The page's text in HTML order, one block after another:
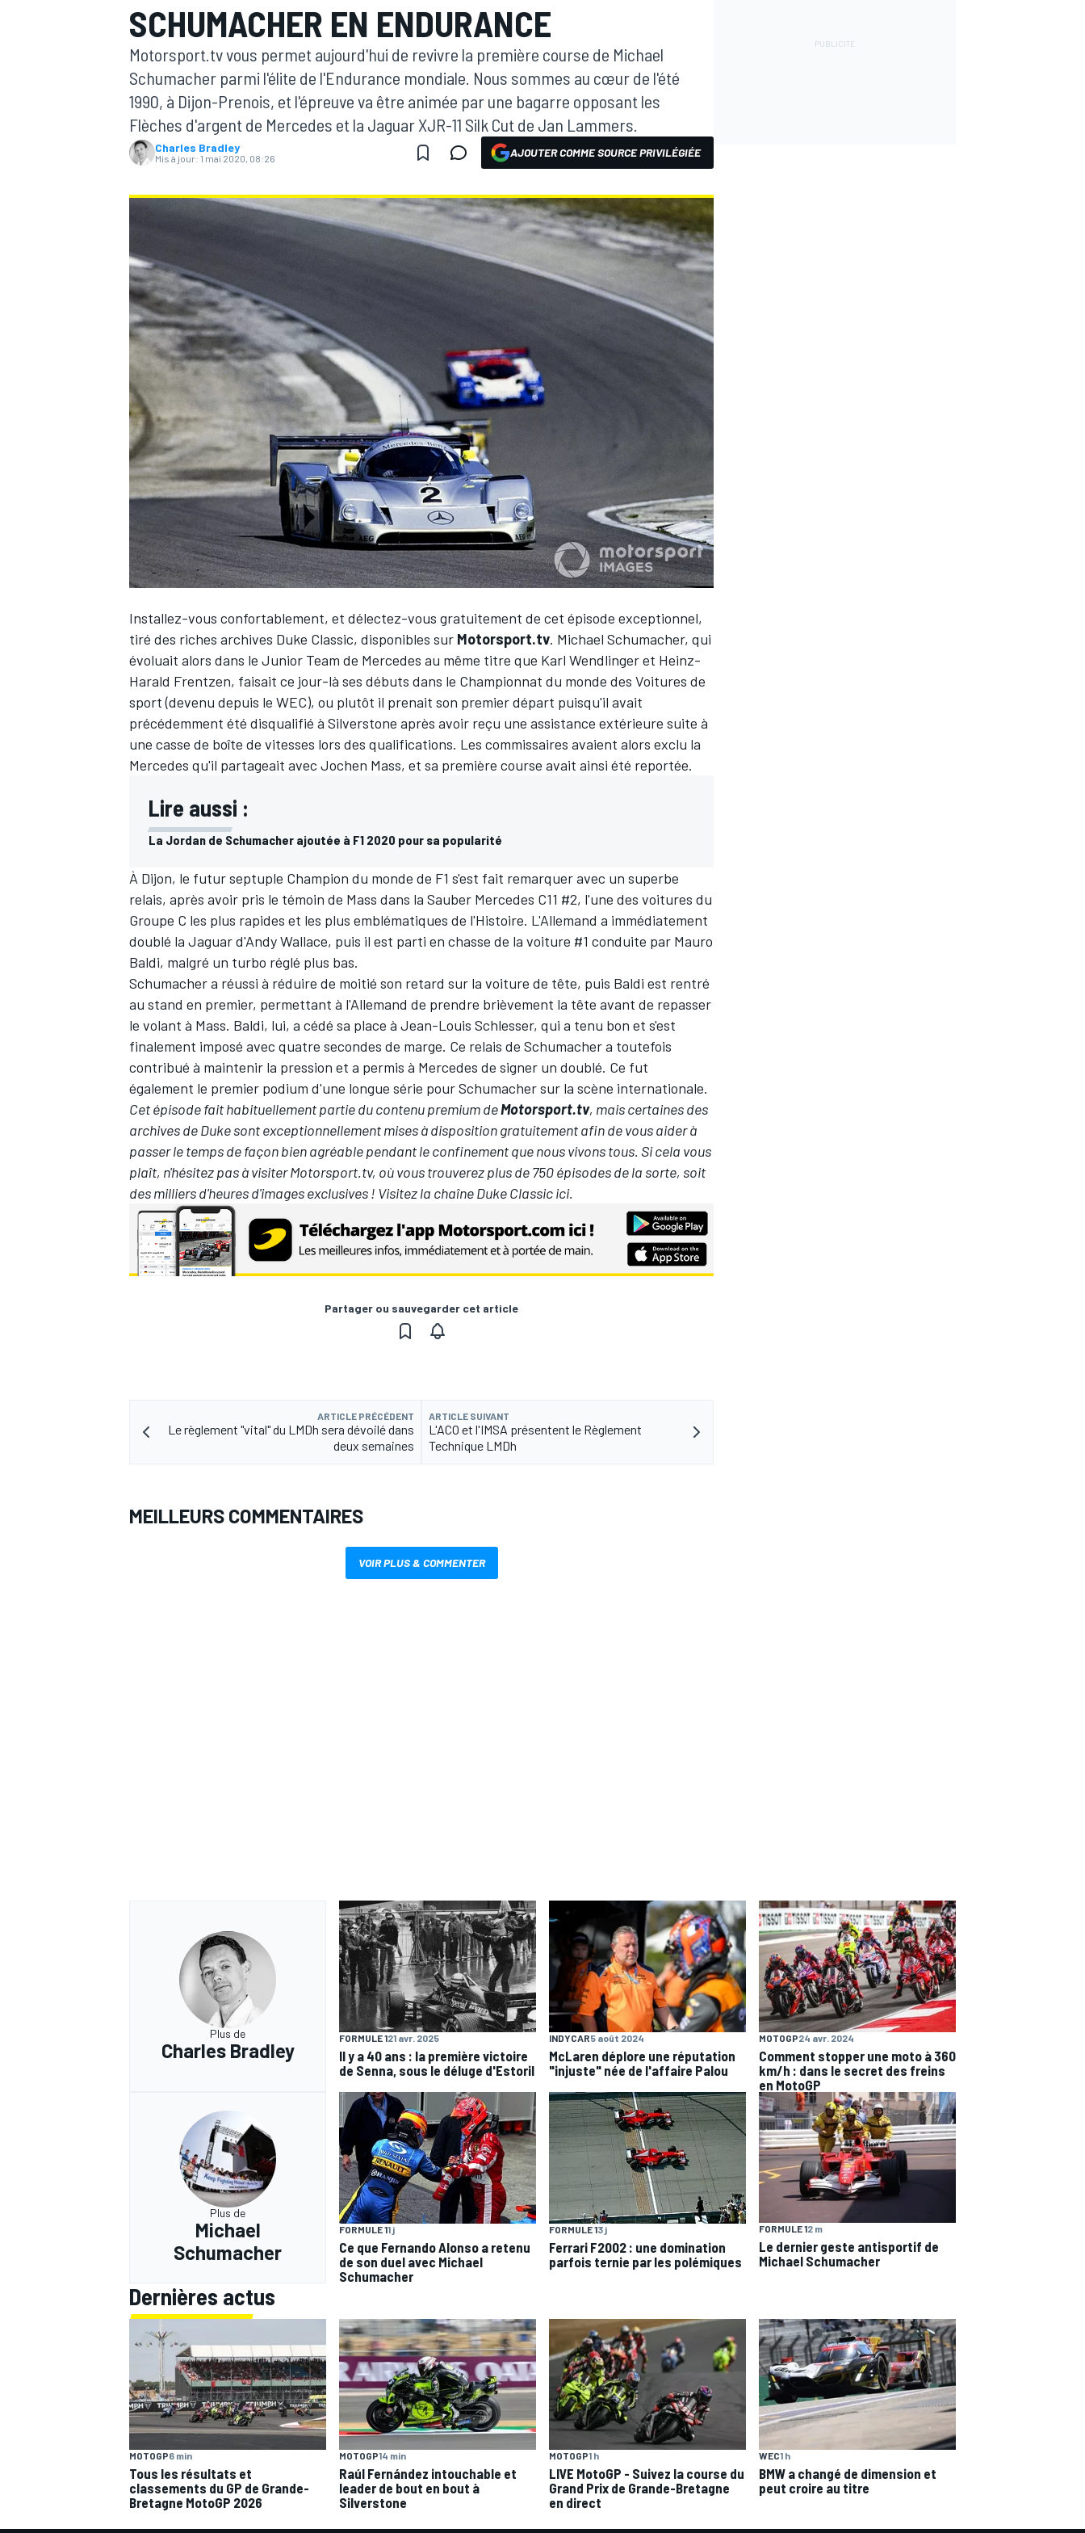
MOTOGP
WRC
WEC
SCHUMACHER EN ENDURANCE
Motorsport.tv vous permet aujourd'hui de revivre la première course de Michael
Schumacher parmi l'élite de l'Endurance mondiale. Nous sommes au cœur de l'été
1990, à Dijon-Prenois, et l'épreuve va être animée par une bagarre opposant les
Flèches d'argent de Mercedes et la Jaguar XJR-11 Silk Cut de Jan Lammers.
Charles Bradley
Mis à jour: 1 mai 2020, 08:26 AJOUTER COMME SOURCE PRIVILÉGIÉE
Installez-vous confortablement, et délectez-vous gratuitement de cet épisode exceptionnel,
tiré des riches archives Duke Classic, disponibles sur Motorsport.tv. Michael Schumacher, qui
évoluait alors dans le Junior Team de Mercedes au même titre que Karl Wendlinger et Heinz-
Harald Frentzen, faisait ce jour-là ses débuts dans le Championnat du monde des Voitures de
sport (devenu depuis le WEC), ou plutôt il prenait son premier départ puisqu'il avait
précédemment été disqualifié à Silverstone après avoir reçu une assistance extérieure suite à
une casse de boîte de vitesses lors des qualifications. Les commissaires avaient alors exclu la
Mercedes qu'il partageait avec Jochen Mass, et sa première course avait ainsi été reportée.
Lire aussi :
La Jordan de Schumacher ajoutée à F1 2020 pour sa popularité
À Dijon, le futur septuple Champion du monde de F1 s'est fait remarquer avec un superbe
relais, après avoir pris le témoin de Mass dans la Sauber Mercedes C11 #2, l'une des voitures du
Groupe C les plus rapides et les plus emblématiques de l'Histoire. L'Allemand a immédiatement
doublé la Jaguar d'Andy Wallace, puis il est parti en chasse de la voiture #1 conduite par Mauro
Baldi, malgré un turbo réglé plus bas.
Schumacher a réussi à réduire de moitié son retard sur la voiture de tête, puis Baldi est rentré
au stand en premier, permettant à l'Allemand de prendre brièvement la tête avant de repasser
le volant à Mass. Baldi, lui, a cédé sa place à Jean-Louis Schlesser, qui a tenu bon et s'est
finalement imposé avec quatre secondes de marge. Ce relais de Schumacher a toutefois
contribué à maintenir la pression et a permis à Mercedes de signer un doublé. Ce fut
également le premier podium d'une longue série pour Schumacher sur la scène internationale.
Cet épisode fait habituellement partie du contenu premium deMotorsport.tv, mais certaines des
archives de Duke sont exceptionnellement mises à disposition gratuitement afin de vous aider à
passer le temps de façon bien agréable pendant le confinement que nous vivons tous. Si cela vous
plaît, n'hésitez pas à visiterMotorsport.tv, où vous trouverez plus de 750 épisodes de la sorte, soit
des milliers d'heures d'images exclusives ! Visitez la chaîne Duke Classic ici.
Partager ou sauvegarder cet article
ARTICLE PRÉCÉDENT
Le règlement "vital" du LMDh sera dévoilé dans
deux semaines
ARTICLE SUIVANT
L'ACO et l'IMSA présentent le Règlement
Technique LMDh
MEILLEURS COMMENTAIRES
VOIR PLUS & COMMENTER
Plus de
Charles Bradley
FORMULE 121 avr. 2025
Il y a 40 ans : la première victoire
de Senna, sous le déluge d'Estoril
INDYCAR5 août 2024
McLaren déplore une réputation
"injuste" née de l'affaire Palou
MOTOGP24 avr. 2024
Comment stopper une moto à 360
km/h : dans le secret des freins
en MotoGP
Plus de
Michael
Schumacher
FORMULE 11 j
Ce que Fernando Alonso a retenu
de son duel avec Michael
Schumacher
FORMULE 13 j
Ferrari F2002 : une domination
parfois ternie par les polémiques
FORMULE 12 m
Le dernier geste antisportif de
Michael Schumacher
Dernières actus
MOTOGP6 min
Tous les résultats et
classements du GP de Grande-
Bretagne MotoGP 2026
MOTOGP14 min
Raúl Fernández intouchable et
leader de bout en bout à
Silverstone
MOTOGP1 h
LIVE MotoGP - Suivez la course du
Grand Prix de Grande-Bretagne
en direct
WEC1 h
BMW a changé de dimension et
peut croire au titre